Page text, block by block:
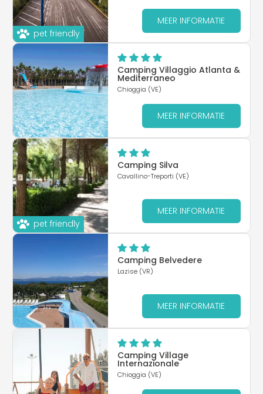
pet friendly
MEER INFORMATIE
Camping Villaggio Atlanta &
Mediterraneo
Chioggia (VE)
MEER INFORMATIE
pet friendly
Camping Silva
Cavallino-Treporti (VE)
MEER INFORMATIE
Camping Belvedere
Lazise (VR)
MEER INFORMATIE
Camping Village
Internazionale
Chioggia (VE)